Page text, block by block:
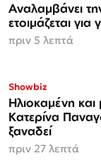
Αναλαμβάνει
ετοιμάζεται για
πριν 5 λεπτά
Showbiz
Ηλιοκαμένη
Κατερίνα
ξαναδεί
πριν 27 λεπτά